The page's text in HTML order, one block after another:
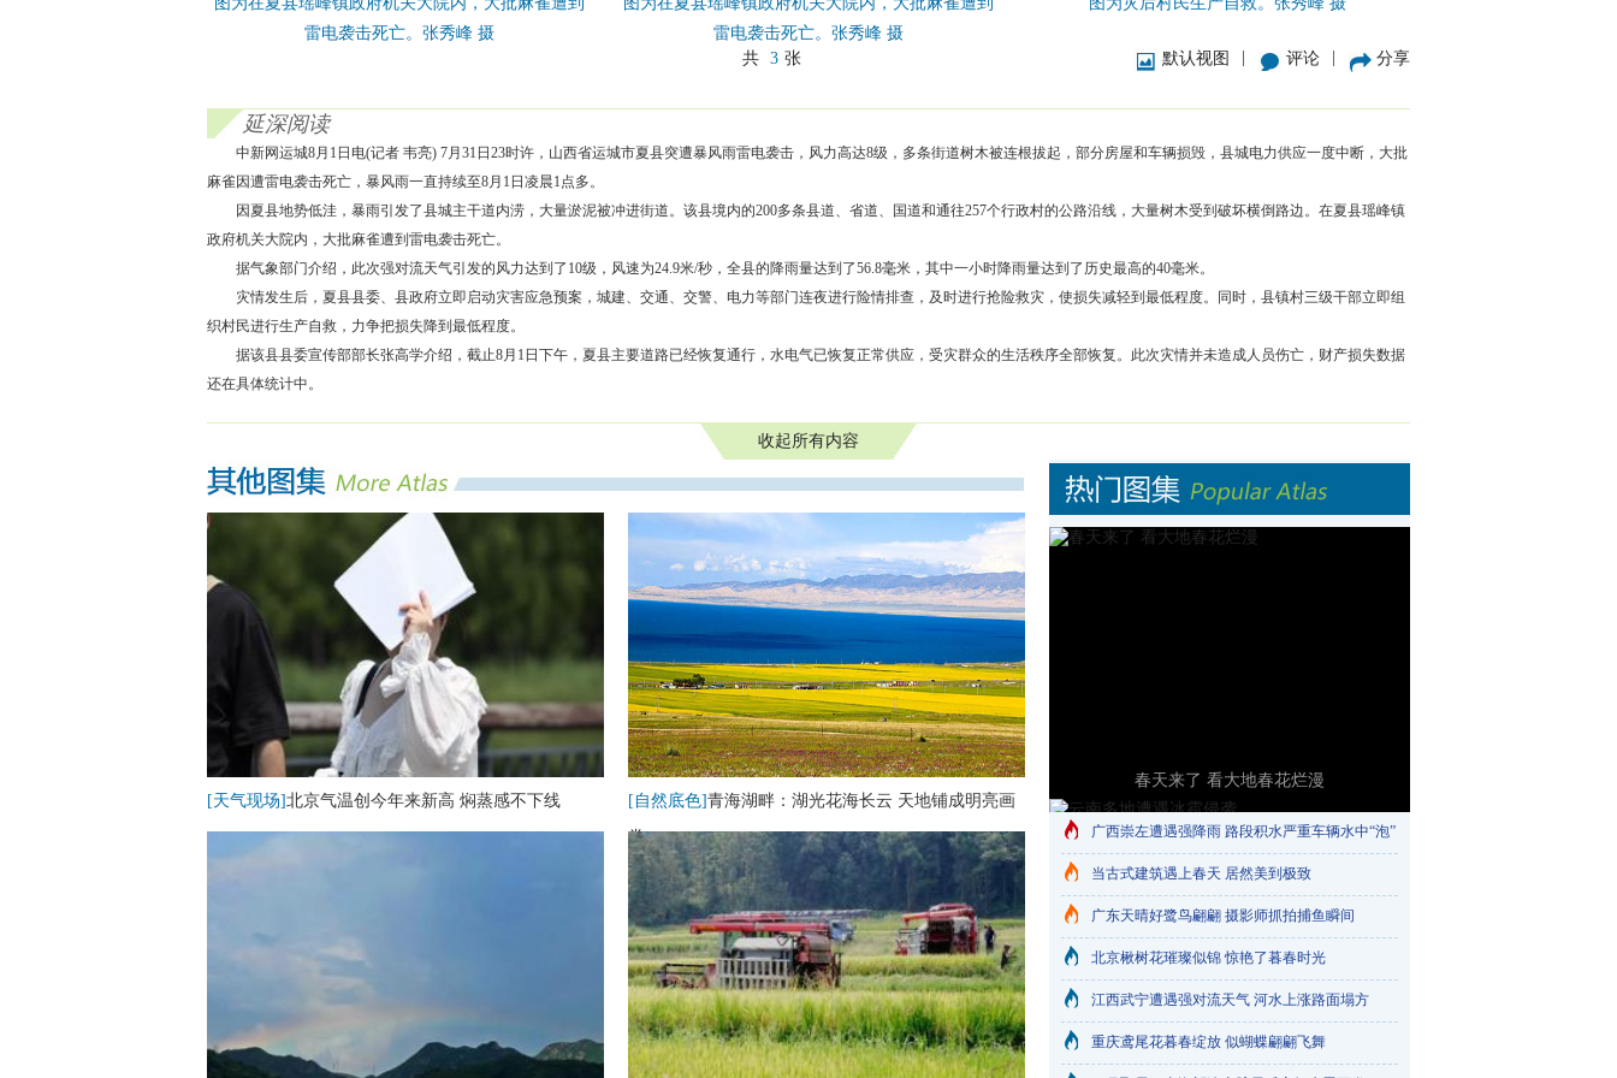
雷电袭击死亡。张秀峰 摄
雷电袭击死亡。张秀峰 摄
共 3 张 默认视图 评论 分享
延深阅读
中新网运城8月1日电(记者 韦亮) 7月31日23时许，山西省运城市夏县突遭暴风雨雷电袭击，风力高达8级，多条街道树木被连根拔起，部分房屋和车辆损毁，县城电力供应一度中断，大批
麻雀因遭雷电袭击死亡，暴风雨一直持续至8月1日凌晨1点多。
因夏县地势低洼，暴雨引发了县城主干道内涝，大量淤泥被冲进街道。该县境内的200多条县道、省道、国道和通往257个行政村的公路沿线，大量树木受到破坏横倒路边。在夏县瑶峰镇
政府机关大院内，大批麻雀遭到雷电袭击死亡。
据气象部门介绍，此次强对流天气引发的风力达到了10级，风速为24.9米/秒，全县的降雨量达到了56.8毫米，其中一小时降雨量达到了历史最高的40毫米。
灾情发生后，夏县县委、县政府立即启动灾害应急预案，城建、交通、交警、电力等部门连夜进行险情排查，及时进行抢险救灾，使损失减轻到最低程度。同时，县镇村三级干部立即组
织村民进行生产自救，力争把损失降到最低程度。
据该县县委宣传部部长张高学介绍，截止8月1日下午，夏县主要道路已经恢复通行，水电气已恢复正常供应，受灾群众的生活秩序全部恢复。此次灾情并未造成人员伤亡，财产损失数据
还在具体统计中。
收起所有内容
[天气现场]北京气温创今年来新高 焖蒸感不下线 [自然底色]青海湖畔：湖光花海长云 天地铺成明亮画
卷
春天来了 看大地春花烂漫
云南多地遭遇冰雹侵袭
广西崇左遭遇强降雨 路段积水严重车辆水中“泡”​
当古式建筑遇上春天 居然美到极致
广东天晴好鹭鸟翩翩 摄影师抓拍捕鱼瞬间
北京楸树花璀璨似锦 惊艳了暮春时光
江西武宁遭遇强对流天气 河水上涨路面塌方
重庆鸢尾花暮春绽放 似蝴蝶翩翩飞舞